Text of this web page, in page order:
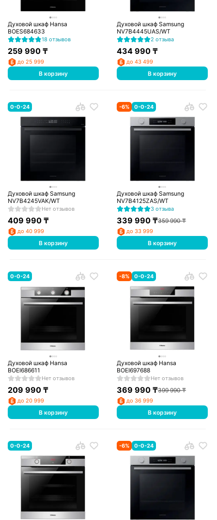
Духовой шкаф Hansa
BOES684633
18 отзывов
259 990₸
до 25 999
В корзину
Духовой шкаф Samsung
NV7B4445UAS/WT
2 отзыва
434 990 ₸
до 43 499
В корзину
0-0-24
Духовой шкаф Samsung
NV7B4245VAK/WT
Нет отзывов
409 990₸
до 40 999
В корзину
-6% 0-0-24
Духовой шкаф Samsung
NV7B4125ZAS/WT
3 отзыва
339 990 ₸359 990₸
до 33 999
В корзину
0-0-24
Духовой шкаф Hansa
BOEI686611
Нет отзывов
209 990₸
до 20 999
В корзину
-8% 0-0-24
Духовой шкаф Hansa
BOEI697688
Нет отзывов
369 990 ₸399 990₸
до 36 999
В корзину
0-0-24 -6% 0-0-24